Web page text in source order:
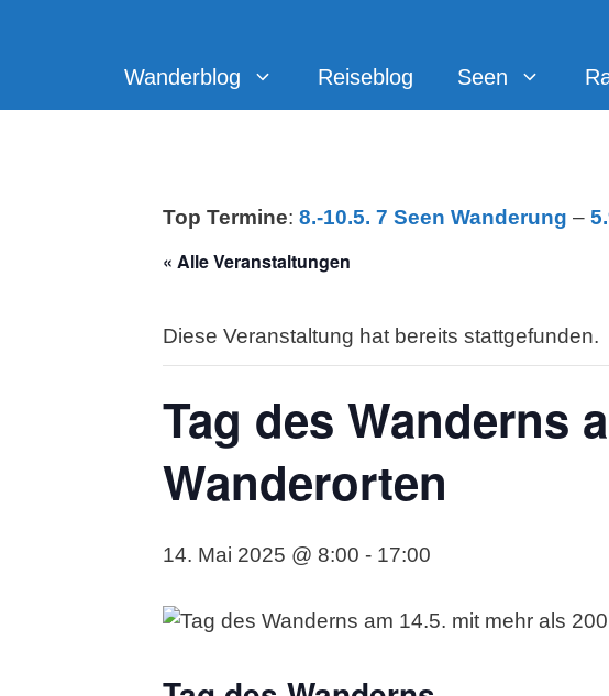
Wanderblog Reiseblog Seen
Top Termine: 8.-10.5. 7 Seen Wanderung –
« Alle Veranstaltungen
Diese Veranstaltung hat bereits stattgefunden.
Tag des Wanderns
Wanderorten
14. Mai 2025 @ 8:00 - 17:00